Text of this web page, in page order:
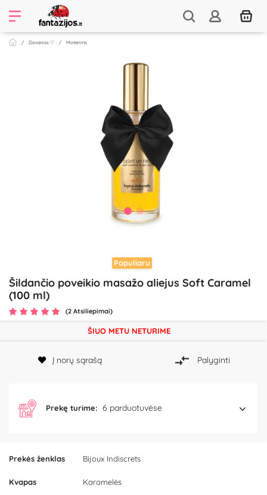
Dovanos ♡ Moterims
Populiaru
Šildančio poveikio masažo aliejus Soft Caramel
(100 ml)
(2 Atsiliepimai)
Prekės ženklas Bijoux Indiscrets
Kvapas Karamelės
ŠIUO METU NETURIME
Į norų sąrašą Palyginti
Prekę turime: 6 parduotuvėse